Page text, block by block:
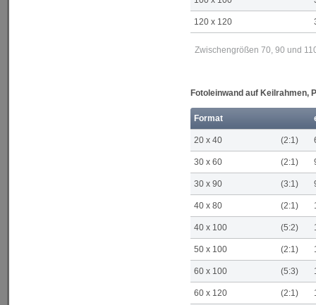
120 x 120
Zwischengrößen 70, 90 und
Fotoleinwand auf Keilrahmen,
Format
20 x 40 (2:1)
30 x 60 (2:1)
30 x 90 (3:1)
40 x 80 (2:1)
40 x 100 (5:2)
50 x 100 (2:1)
60 x 100 (5:3)
60 x 120 (2:1)